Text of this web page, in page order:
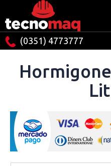
(0351) 4773777